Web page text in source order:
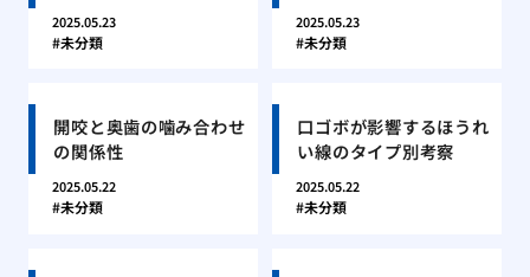
2025.05.23
未分類
2025.05.23
未分類
開咬と奥歯の噛み合わせ
の関係性
2025.05.22
未分類
口ゴボが影響するほうれ
い線のタイプ別考察
2025.05.22
未分類